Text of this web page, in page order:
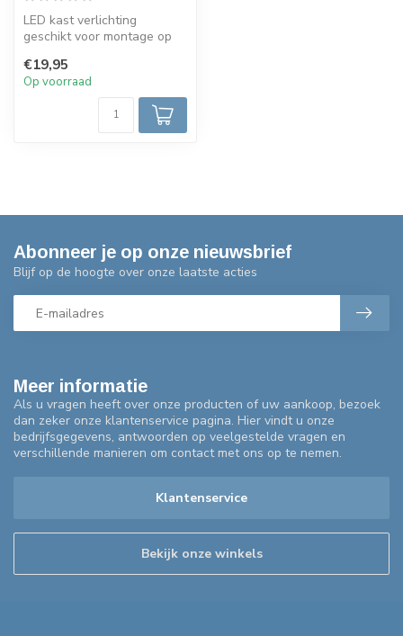
LED kast verlichting
geschikt voor montage op
kasten e...
€19,95
Op voorraad
Meer informatie
Als u vragen heeft over onze producten of uw aankoop, bezoek
dan zeker onze klantenservice pagina. Hier vindt u onze
bedrijfsgegevens, antwoorden op veelgestelde vragen en
verschillende manieren om contact met ons op te nemen.
Klantenservice
Bekijk onze winkels
Abonneer je op onze nieuwsbrief
Blijf op de hoogte over onze laatste acties